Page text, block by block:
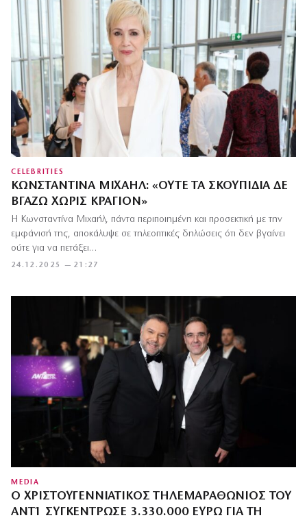
CELEBRITIES
ΚΩΝΣΤΑΝΤΊΝΑ ΜΙΧΑΉΛ: «ΟΎΤΕ ΤΑ ΣΚΟΥΠΊΔΙΑ ΔΕ
ΒΓΆΖΩ ΧΩΡΊΣ ΚΡΑΓΙΌΝ»
24.12.2025 — 21:27
Η Κωνσταντίνα Μιχαήλ, πάντα περιποιημένη και προσεκτική με την
εμφάνισή της, αποκάλυψε σε τηλεοπτικές δηλώσεις ότι δεν βγαίνει
ούτε για να πετάξει…
MEDIA
Ο ΧΡΙΣΤΟΥΓΕΝΝΙΆΤΙΚΟΣ ΤΗΛΕΜΑΡΑΘΏΝΙΟΣ ΤΟΥ
ΑΝΤ1 ΣΥΓΚΈΝΤΡΩΣΕ 3.330.000 ΕΥΡΏ ΓΙΑ ΤΗ